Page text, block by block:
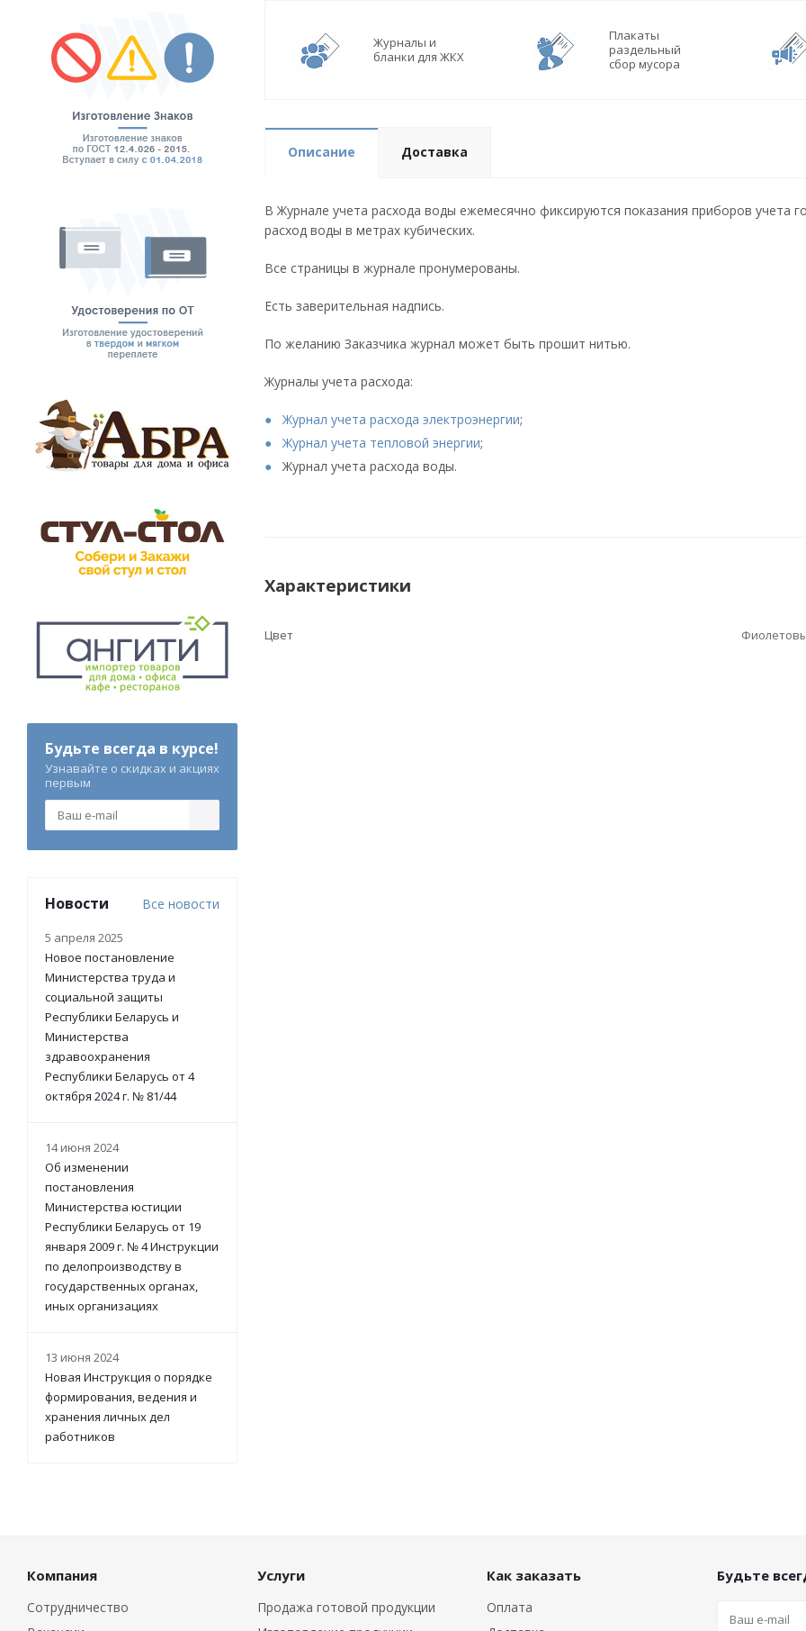
Журналы и
бланки для ЖКХ
Плакаты
раздельный
сбор мусора
Описание Доставка
В Журнале учета расхода воды ежемесячно фиксируются показания приборов учета
расход воды в метрах кубических.
Все страницы в журнале пронумерованы.
Есть заверительная надпись.
По желанию Заказчика журнал может быть прошит нитью.
Журналы учета расхода:
Журнал учета расхода электроэнергии;
Журнал учета тепловой энергии;
Журнал учета расхода воды.
Характеристики
Цвет
Будьте всегда в курсе!
Узнавайте о скидках и акциях
первым
Новости Все новости
5 апреля 2025
Новое постановление
Министерства труда и
социальной защиты
Республики Беларусь и
Министерства
здравоохранения
Республики Беларусь от 4
октября 2024 г. № 81/44
14 июня 2024
Об изменении
постановления
Министерства юстиции
Республики Беларусь от 19
января 2009 г. № 4 Инструкции
по делопроизводству в
государственных органах,
иных организациях
13 июня 2024
Новая Инструкция о порядке
формирования, ведения и
хранения личных дел
работников
Компания
Сотрудничество
Услуги
Продажа готовой продукции
Как заказать
Оплата
Будьте